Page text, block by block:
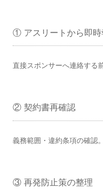
① アスリートから即時
直接スポンサーへ連絡する
② 契約書再確認
義務範囲・違約条項の確認。
③ 再発防止策の整理